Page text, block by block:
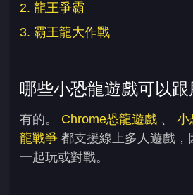
2. 龍王爭霸
3. 霸王龍大作戰
哪些小恐龍遊戲可以跟
有的。 Chrome恐龍遊戲 、 小
龍戰爭 都支援線上多人遊戲，
一起玩或對戰。